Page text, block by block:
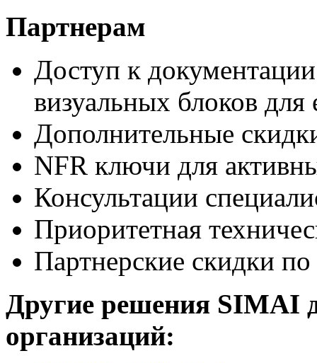
Партнерам
Доступ к
визуальных блоков для
Дополнительные
NFR ключи для
Консультации
Приоритетная
Партнерские скидки по
Другие решения SIMAI
организаций: